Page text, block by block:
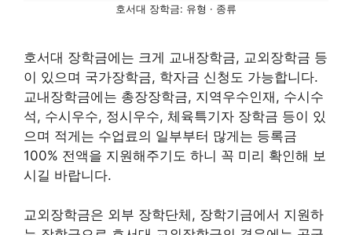
호서대 장학금: 유형 · 종류
호서대 장학금에는 크게 교내장학금, 교외장학금 등
이 있으며 국가장학금, 학자금 신청도 가능합니다.
교내장학금에는 총장장학금, 지역우수인재, 수시수
석, 수시우수, 정시우수, 체육특기자 장학금 등이 있
으며 적게는 수업료의 일부부터 많게는 등록금
100% 전액을 지원해주기도 하니 꼭 미리 확인해 보
시길 바랍니다.
교외장학금은 외부 장학단체, 장학기금에서 지원하